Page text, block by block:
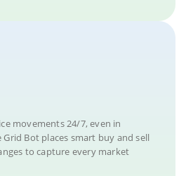
movements 24/7, even in
Bot places smart buy and sell
to capture every market